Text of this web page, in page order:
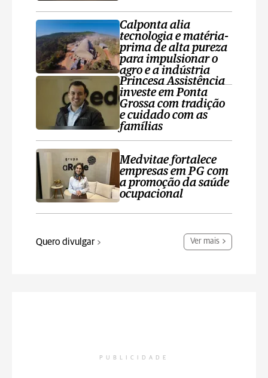
Calponta alia
tecnologia e matéria-
prima de alta pureza
para impulsionar o
agro e a indústria
Princesa Assistência
investe em Ponta
Grossa com tradição
e cuidado com as
famílias
Medvitae fortalece
empresas em PG com
a promoção da saúde
ocupacional
Quero divulgar Ver mais
PUBLICIDADE